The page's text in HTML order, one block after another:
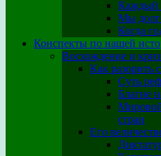
Каждый
Мы
Когда
Конспекты по нашей
Восхождение и
Как разорить
Суть
Благие
стран
Его